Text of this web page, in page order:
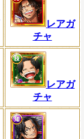
レアガ
チャ
レアガ
チャ